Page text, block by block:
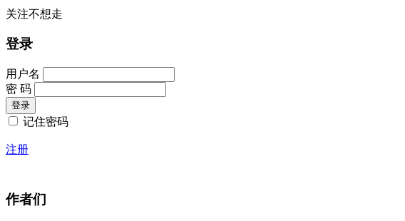
关注不想走
登录
用户名
密 码
记住密码
注册
作者们